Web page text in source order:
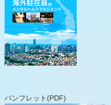
パンフレット(PDF)